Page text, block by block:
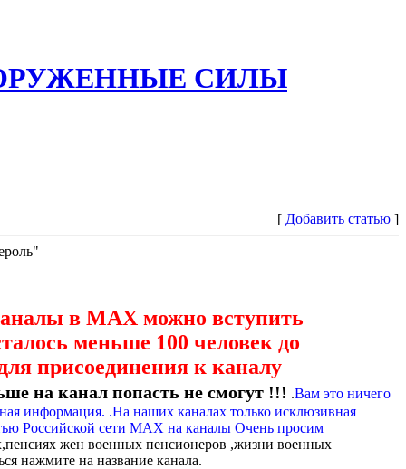
СИЛЫ
[ Добавить статью ]
в МАХ можно вступить
меньше 100 человек до
присоединения к каналу
на канал попасть не смогут !!! .Вам это ничего
информация. .На наших каналах только исклюзивная
Российской сети МАХ на каналы Очень просим
жен военных пенсионеров ,жизни военных
нажмите на название канала.